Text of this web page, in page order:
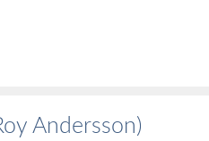
Andersson)